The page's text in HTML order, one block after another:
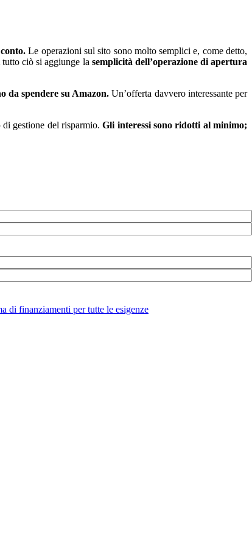
Le operazioni sul sito sono molto semplici e, come detto,
tutto ciò si aggiunge la semplicità dell’operazione di apertura
da spendere su Amazon. Un’offerta davvero interessante per
di gestione del risparmio.Gli interessi sono ridotti al minimo;
di finanziamenti per tutte le esigenze